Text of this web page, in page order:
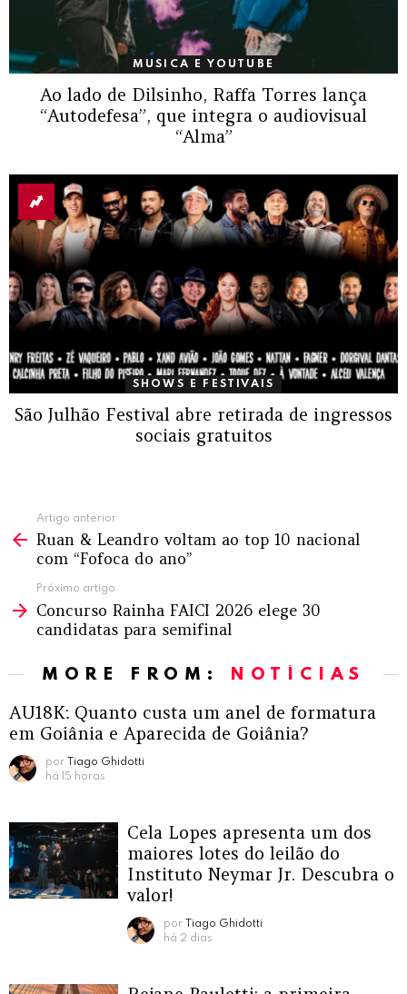
MUSICA E YOUTUBE
Ao lado de Dilsinho, Raffa Torres lança
“Autodefesa”, que integra o audiovisual
“Alma”
SHOWS E FESTIVAIS
São Julhão Festival abre retirada de ingressos
sociais gratuitos
mais
Artigo anterior
Ruan & Leandro voltam ao top 10 nacional
com “Fofoca do ano”
Próximo artigo
Concurso Rainha FAICI 2026 elege 30
candidatas para semifinal
MORE FROM: NOTÍCIAS
AU18K: Quanto custa um anel de formatura
em Goiânia e Aparecida de Goiânia?
por
Tiago Ghidotti
há 15 horas
Cela Lopes apresenta um dos
maiores lotes do leilão do
Instituto Neymar Jr. Descubra o
valor!
por
Tiago Ghidotti
há 2 dias